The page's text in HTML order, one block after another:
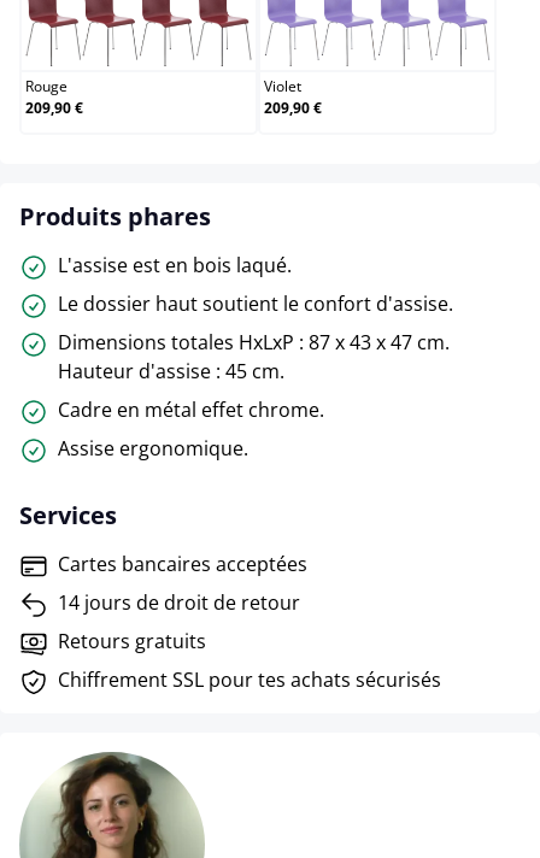
Rouge
Rouge
209,90 €
Violet
Violet
209,90 €
Produits phares
L'assise est en bois laqué.
Le dossier haut soutient le confort d'assise.
Dimensions totales HxLxP : 87 x 43 x 47 cm.
Hauteur d'assise : 45 cm.
Cadre en métal effet chrome.
Assise ergonomique.
Services
Cartes bancaires acceptées
14 jours de droit de retour
Retours gratuits
Chiffrement SSL pour tes achats sécurisés